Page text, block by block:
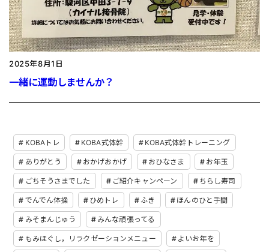
2025年8月1日
一緒に運動しませんか？
KOBAトレ KOBA式体幹 KOBA式体幹トレーニング
ありがとう おかげおかげ おひなさま お年玉
ごちそうさまでした ご紹介キャンペーン ちらし寿司
でんでん体操 ひめトレ ふき ほんのひと手間
みそまんじゅう みんな頑張ってる
もみほぐし，リラクゼーションメニュー よいお年を